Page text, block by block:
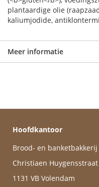
plantaardige olie
kaliumjodide,
Meer informatie
Hoofdkantoor
Brood- en banketbakkerij
Christiaen Huygensstraat
1131 VB Volendam